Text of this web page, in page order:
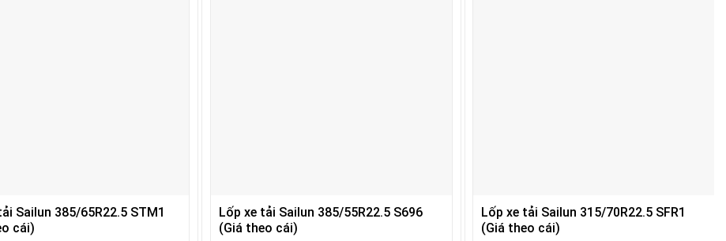
Sailun 385/65R22.5 STM1
cái)
Lốp xe tải Sailun 385/55R22.5 S696
(Giá theo cái)
Lốp xe tải Sailun 315/70R22.5 SFR1
(Giá theo cái)